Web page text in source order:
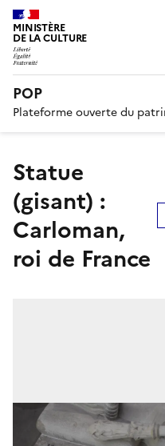
MINISTÈRE
DE LA CULTURE
POP
Plateforme ouverte du
statue
(gisant) :
Carloman,
roi de France